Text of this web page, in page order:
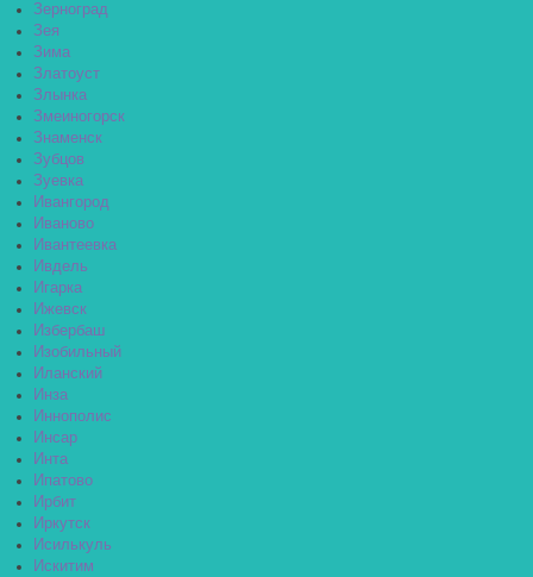
Зерноград
Зея
Зима
Златоуст
Злынка
Змеиногорск
Знаменск
Зубцов
Зуевка
Ивангород
Иваново
Ивантеевка
Ивдель
Игарка
Ижевск
Избербаш
Изобильный
Иланский
Инза
Иннополис
Инсар
Инта
Ипатово
Ирбит
Иркутск
Исилькуль
Искитим